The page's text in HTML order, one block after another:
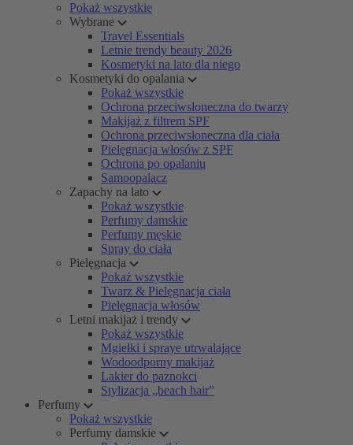
Pokaż wszystkie
Wybrane
Travel Essentials
Letnie trendy beauty 2026
Kosmetyki na lato dla niego
Kosmetyki do opalania
Pokaż wszystkie
Ochrona przeciwsłoneczna do twarzy
Makijaż z filtrem SPF
Ochrona przeciwsłoneczna dla ciała
Pielęgnacja włosów z SPF
Ochrona po opalaniu
Samoopalacz
Zapachy na lato
Pokaż wszystkie
Perfumy damskie
Perfumy męskie
Spray do ciała
Pielęgnacja
Pokaż wszystkie
Twarz & Pielęgnacja ciała
Pielęgnacja włosów
Letni makijaż i trendy
Pokaż wszystkie
Mgiełki i spraye utrwalające
Wodoodporny makijaż
Lakier do paznokci
Stylizacja „beach hair”
Perfumy
Pokaż wszystkie
Perfumy damskie